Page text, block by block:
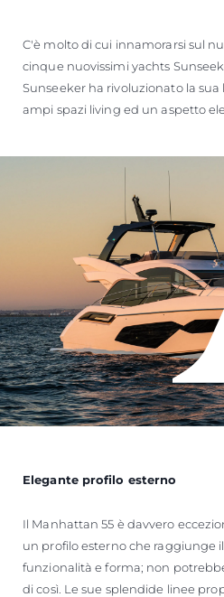
C'è molto di cui innamorarsi sul
cinque nuovissimi yachts
Sunseeker ha rivoluzionato la
ampi spazi living ed un aspetto
Elegante profilo esterno
Il Manhattan 55 è davvero
un profilo esterno che raggiunge
funzionalità e forma; non
di così. Le sue splendide linee